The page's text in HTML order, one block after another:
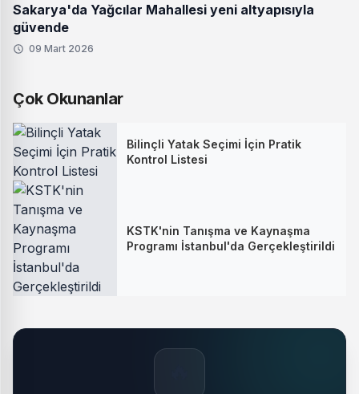
Sakarya'da Yağcılar Mahallesi yeni altyapısıyla
güvende
09 Mart 2026
Çok Okunanlar
Bilinçli Yatak Seçimi İçin Pratik
Kontrol Listesi
KSTK'nin Tanışma ve Kaynaşma
Programı İstanbul'da Gerçekleştirildi